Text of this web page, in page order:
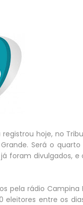
hoje, no
Será o
foram divulgados,
pela rádio Campina
eleitores entre os